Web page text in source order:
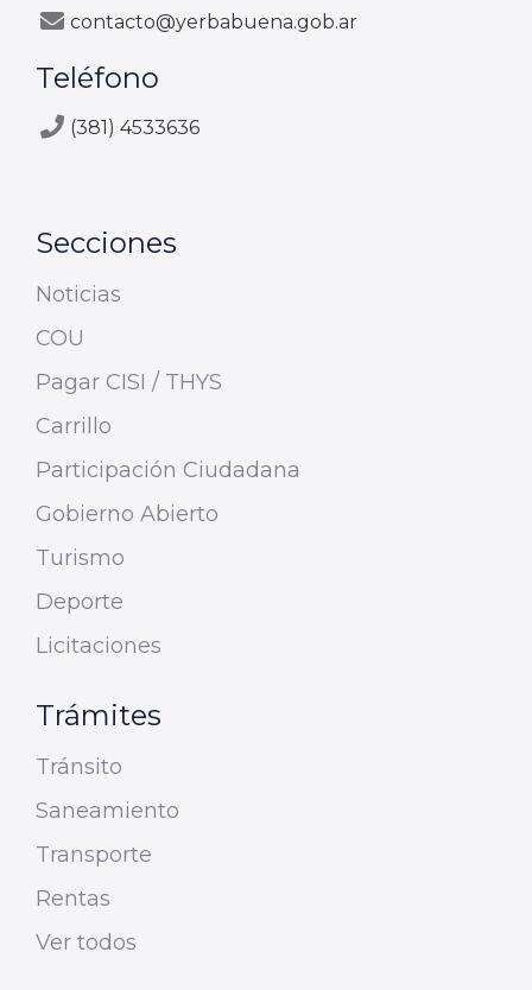
contacto@yerbabuena.gob.ar
Teléfono
(381) 4533636
Secciones
Noticias
COU
Pagar CISI / THYS
Carrillo
Participación Ciudadana
Gobierno Abierto
Turismo
Deporte
Licitaciones
Trámites
Tránsito
Saneamiento
Transporte
Rentas
Ver todos